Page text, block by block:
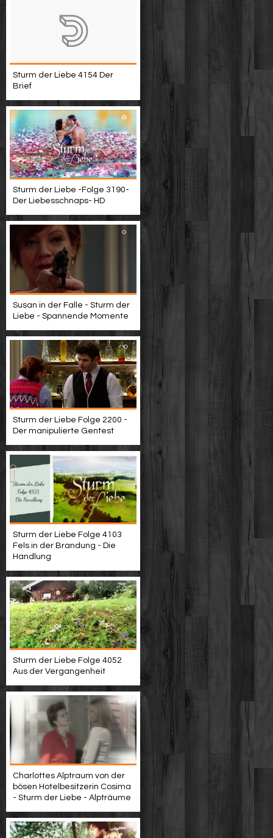
Sturm der Liebe 4154 Der
Brief
Sturm der Liebe -Folge 3190-
Der Liebesschnaps- HD
Susan in der Falle - Sturm der
Liebe - Spannende Momente
Sturm der Liebe Folge 2200 -
Der manipulierte Gentest
Sturm der Liebe Folge 4103
Fels in der Brandung - Die
Handlung
Sturm der Liebe Folge 4052
Aus der Vergangenheit
Charlottes Alptraum von der
bösen Hotelbesitzerin Cosima
- Sturm der Liebe - Alpträume